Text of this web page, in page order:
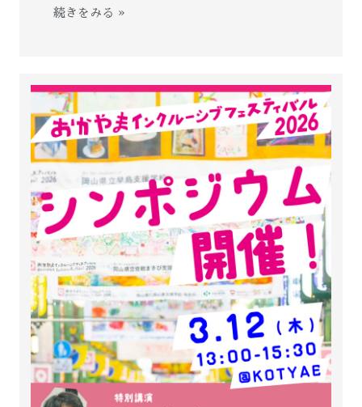
続きをみる »